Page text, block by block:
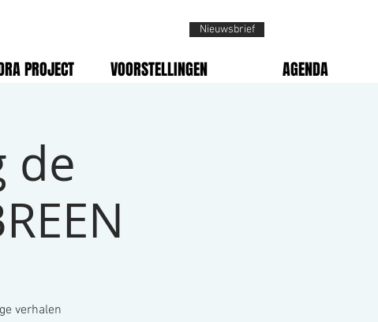
Nieuwsbrief
PROJECT VOORSTELLINGEN AGENDA
de
verhalen